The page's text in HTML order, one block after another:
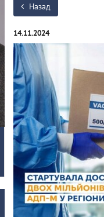
Назад
14.11.2024